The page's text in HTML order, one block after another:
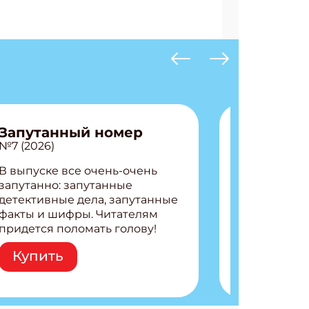
номер
№7 (2026)
В выпуске все очень-очень
запутанные
дела, запутанные
и шифры. Читателям
придется поломать голову!
Внутри: Шифры и
расшифровки Плетем
запутанные поделки
коды 3 комикса
Купить